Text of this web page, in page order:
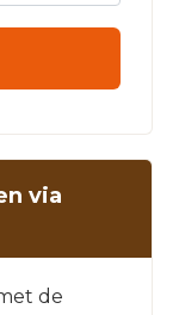
via
de